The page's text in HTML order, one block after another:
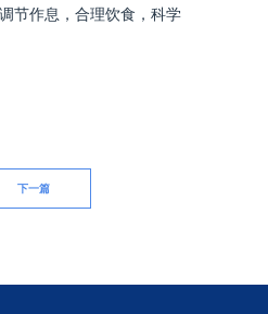
节作息，合理饮食，科学
下一篇